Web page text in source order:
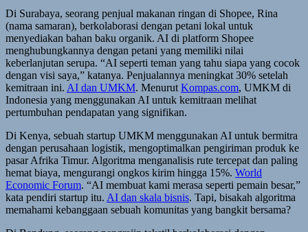
Di Surabaya, seorang penjual makanan ringan di Shopee, Rina
(nama samaran), berkolaborasi dengan petani lokal untuk
menyediakan bahan baku organik. AI di platform Shopee
menghubungkannya dengan petani yang memiliki nilai
keberlanjutan serupa. “AI seperti teman yang tahu siapa yang cocok
dengan visi saya,” katanya. Penjualannya meningkat 30% setelah
kemitraan ini. AI dan UMKM. Menurut Kompas.com, UMKM di
Indonesia yang menggunakan AI untuk kemitraan melihat
pertumbuhan pendapatan yang signifikan.
Di Kenya, sebuah startup UMKM menggunakan AI untuk bermitra
dengan perusahaan logistik, mengoptimalkan pengiriman produk ke
pasar Afrika Timur. Algoritma menganalisis rute tercepat dan paling
hemat biaya, mengurangi ongkos kirim hingga 15%. World
Economic Forum. “AI membuat kami merasa seperti pemain besar,”
kata pendiri startup itu. AI dan skala bisnis. Tapi, bisakah algoritma
memahami kebanggaan sebuah komunitas yang bangkit bersama?